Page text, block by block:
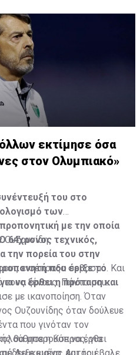
εκτίμησε όσα
στον Ολυμπιακό»
του στο
των
με την οποία
64χρονος τεχνικός,
την πορεία του στην
που έριξε το
να έρθει η πρόταση και
Ουζουνίδη:
εισέπραξα σεβασμό. Και
τους ξένους. Πάντα μου
με ικανοποίηση. Όταν
Ουζουνίδης όταν δούλευε
που γινόταν τον
θα μπορούσε να έρθει
εμένα. Αυτός έβαλε
η Κύπρος, για
Λευκωσίας και του